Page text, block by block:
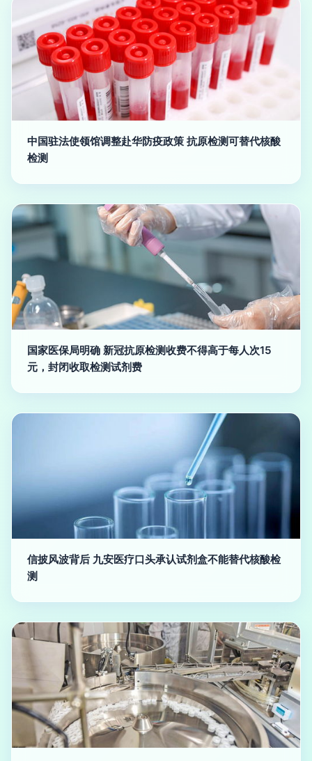
中国驻法使领馆调整赴华防疫政策 抗原检测可替代核酸
检测
国家医保局明确 新冠抗原检测收费不得高于每人次15
元，封闭收取检测试剂费
信披风波背后 九安医疗口头承认试剂盒不能替代核酸检
测